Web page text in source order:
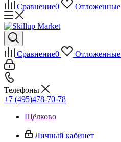
Сравнение0 Отложенные
Сравнение0 Отложенные
Телефоны
+7 (495)478-70-78
Щёлково
Личный кабинет